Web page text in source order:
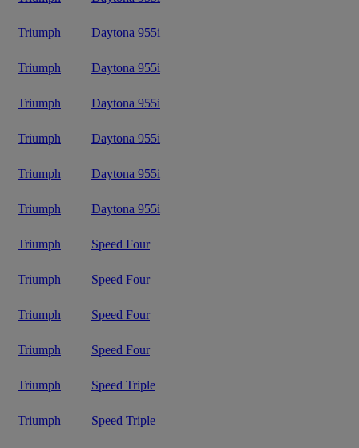
Triumph Daytona 955i
Triumph Daytona 955i
Triumph Daytona 955i
Triumph Daytona 955i
Triumph Daytona 955i
Triumph Daytona 955i
Triumph Speed Four
Triumph Speed Four
Triumph Speed Four
Triumph Speed Four
Triumph Speed Triple
Triumph Speed Triple